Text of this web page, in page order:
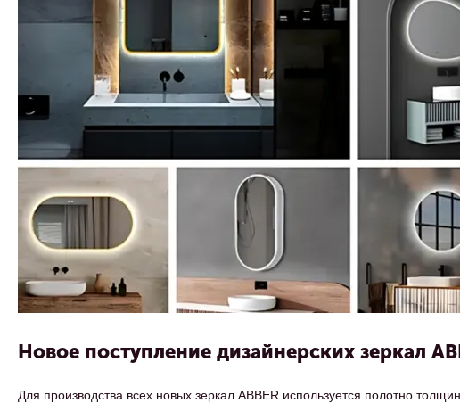
Новое поступление дизайнерских зеркал
Для производства всех новых зеркал ABBER используется полотно